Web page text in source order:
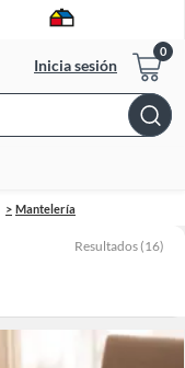
Inicia sesión
Mantelería
Resultados (16)